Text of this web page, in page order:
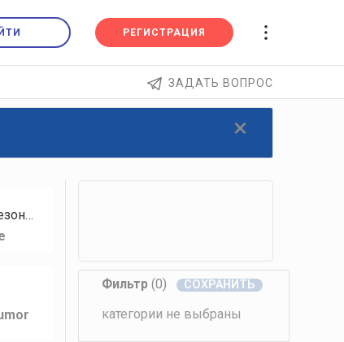
РЕГИСТРАЦИЯ
ЗАДАТЬ ВОПРОС
×
Фильтр (0)
категории не выбраны